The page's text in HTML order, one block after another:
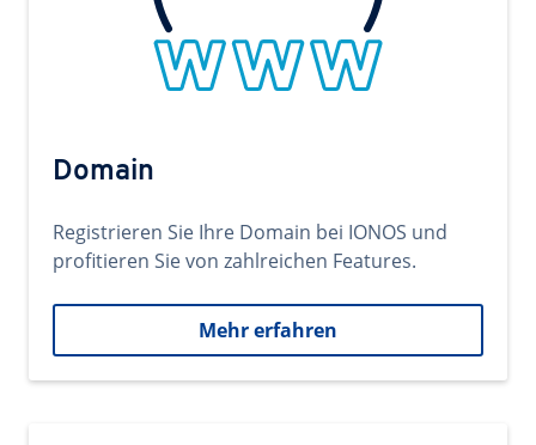
Domain
Registrieren Sie Ihre Domain bei IONOS und
profitieren Sie von zahlreichen Features.
Mehr erfahren